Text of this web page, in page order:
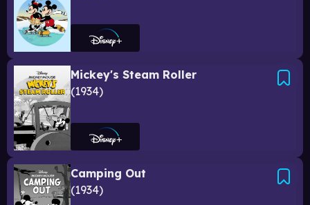
Mickey's Steam Roller
1934
Camping Out
1934